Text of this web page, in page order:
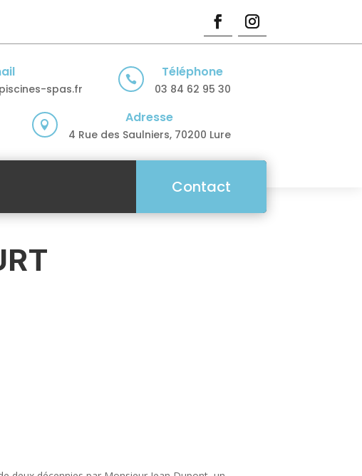
spas.fr
 Téléphone
03 84 62 95 30
 Adresse
4 Rue des Saulniers, 70200 Lure
Contact